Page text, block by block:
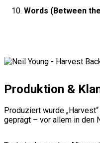
Words (Between
Produktion &
Produziert wurde
geprägt – vor allem in den